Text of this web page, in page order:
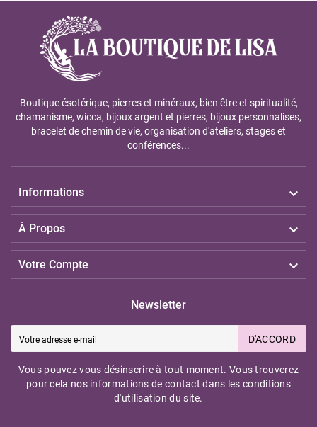
Boutique ésotérique, pierres et minéraux, bien être et spiritualité,
chamanisme, wicca, bijoux argent et pierres, bijoux personnalises,
bracelet de chemin de vie, organisation d'ateliers, stages et
conférences...
Informations 
À Propos 
Votre Compte 
Newsletter
D'ACCORD
Vous pouvez vous désinscrire à tout moment. Vous trouverez
pour cela nos informations de contact dans les conditions
d'utilisation du site.